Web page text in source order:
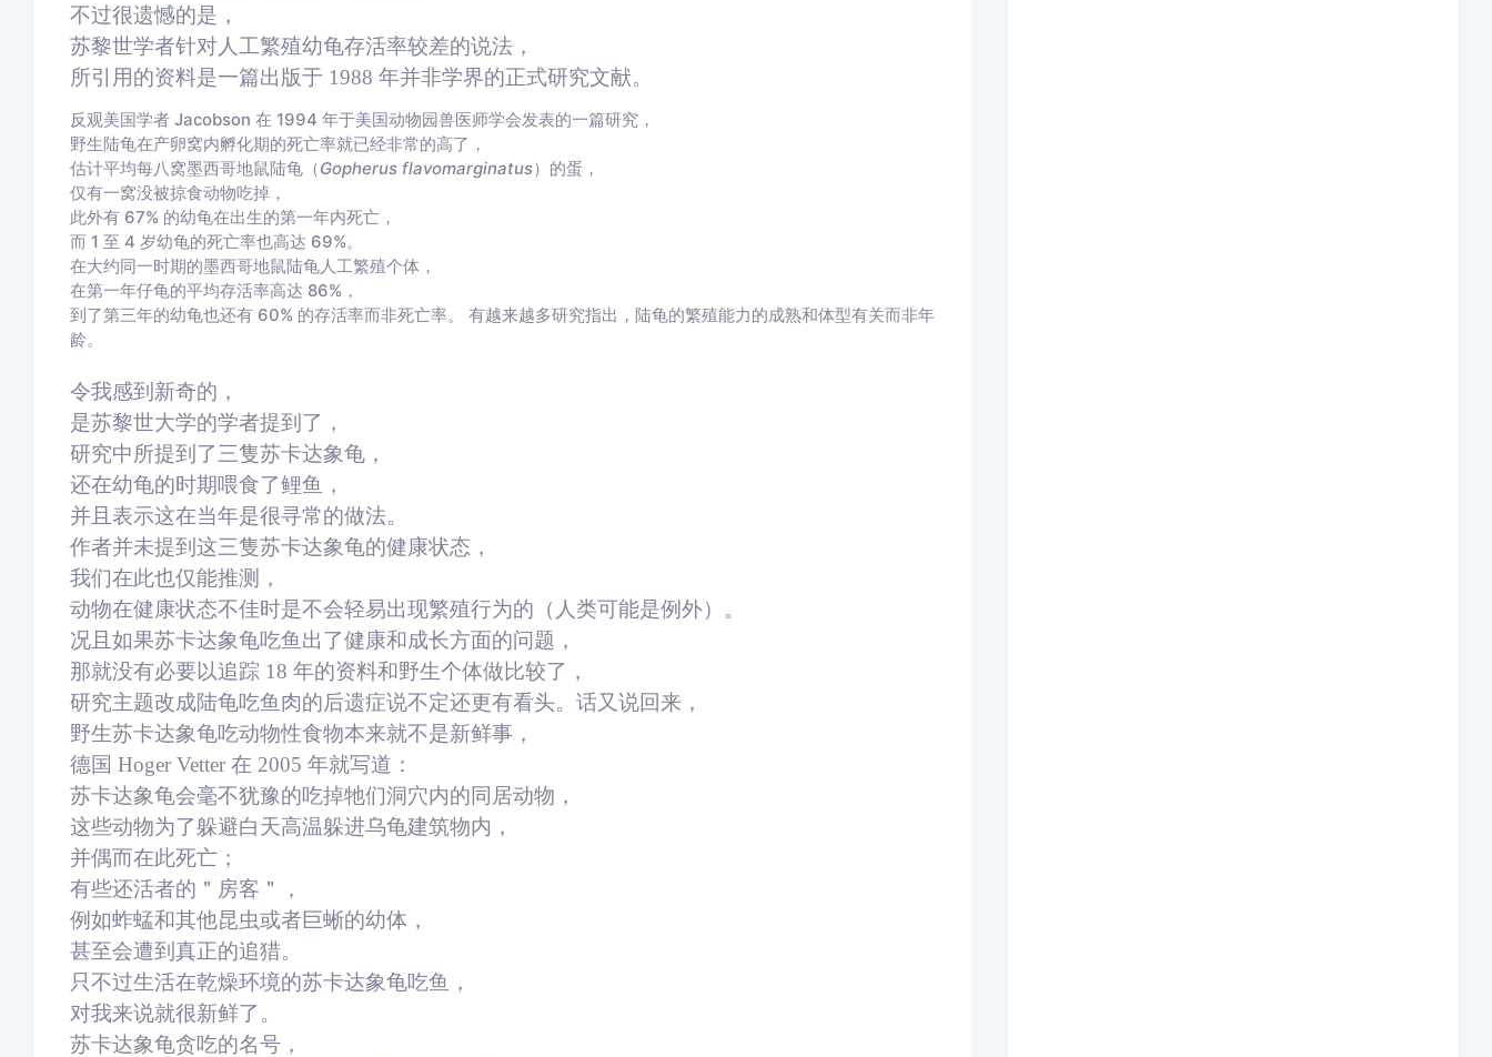
不过很遗憾的是，
苏黎世学者针对人工繁殖幼龟存活率较差的说法，
所引用的资料是一篇出版于 1988 年并非学界的正式研究文献。
反观美国学者 Jacobson 在 1994 年于美国动物园兽医师学会发表的一篇研究，
野生陆龟在产卵窝内孵化期的死亡率就已经非常的高了，
估计平均每八窝墨西哥地鼠陆龟（Gopherus flavomarginatus）的蛋，
仅有一窝没被掠食动物吃掉，
此外有 67% 的幼龟在出生的第一年内死亡，
而 1 至 4 岁幼龟的死亡率也高达 69%。
在大约同一时期的墨西哥地鼠陆龟人工繁殖个体，
在第一年仔龟的平均存活率高达 86%，
到了第三年的幼龟也还有 60% 的存活率而非死亡率。 有越来越多研究指出，陆龟的繁殖能力的成熟和体型有关而非年
龄。
令我感到新奇的，
是苏黎世大学的学者提到了，
研究中所提到了三隻苏卡达象龟，
还在幼龟的时期喂食了鲤鱼，
并且表示这在当年是很寻常的做法。
作者并未提到这三隻苏卡达象龟的健康状态，
我们在此也仅能推测，
动物在健康状态不佳时是不会轻易出现繁殖行为的（人类可能是例外）。
况且如果苏卡达象龟吃鱼出了健康和成长方面的问题，
那就没有必要以追踪 18 年的资料和野生个体做比较了，
研究主题改成陆龟吃鱼肉的后遗症说不定还更有看头。 话又说回来，
野生苏卡达象龟吃动物性食物本来就不是新鲜事，
德国 Hoger Vetter 在 2005 年就写道：
苏卡达象龟会毫不犹豫的吃掉牠们洞穴内的同居动物，
这些动物为了躲避白天高温躲进乌龟建筑物内，
并偶而在此死亡；
有些还活者的＂房客＂，
例如蚱蜢和其他昆虫或者巨蜥的幼体，
甚至会遭到真正的追猎。
只不过生活在乾燥环境的苏卡达象龟吃鱼，
对我来说就很新鲜了。
苏卡达象龟贪吃的名号，